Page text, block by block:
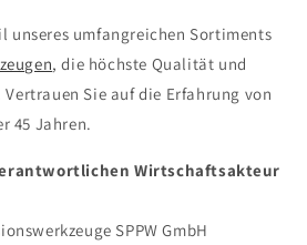
unseres umfangreichen Sortiments
, die höchste Qualität und
Sie auf die Erfahrung von
45 Jahren.
Wirtschaftsakteur
SPPW GmbH